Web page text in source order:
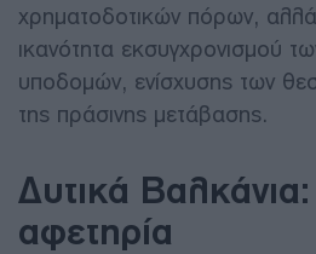
χρηματοδοτικών πόρων,
ικανότητα εκσυγχρονισμού
υποδομών, ενίσχυσης των
της πράσινης μετάβασης.
Δυτικά
αφετηρία